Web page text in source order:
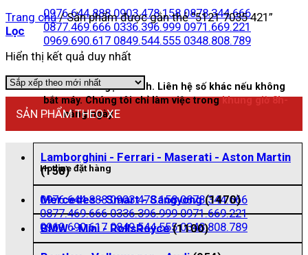
0976.644.888 0903.478.158 0878.344.666
0877.469.666 0336.396.999 0971.669.221
0969.690.617 0849.544.555 0348.808.789
Nhấn vào để gọi nhanh. Liên hệ số khác nếu không
bắt máy. Chúng tôi chỉ làm việc trongkhung giờ 8h-
21hhằng ngày
Hotline đặt hàng
0976.644.888 0903.478.158 0878.344.666
0877.469.666 0336.396.999 0971.669.221
0969.690.617 0849.544.555 0348.808.789
Trang chủ /Sản phẩm được gắn thẻ “5121 7035 421”
Lọc
Hiển thị kết quả duy nhất
SẢN PHẨM THEO XE
Lamborghini - Ferrari - Maserati - Aston Martin
(158)
Mercedes - Smart - Sangyong (1470)
BMW - Mini - RollsRoyce (1100)